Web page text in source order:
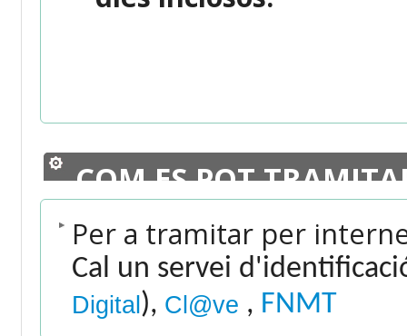
COM ES POT
Per a tramitar per
Cal un servei
Digital), Cl@ve , FNMT